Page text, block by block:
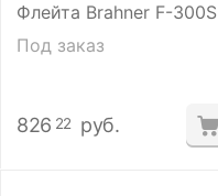
Флейта Brahner F-300S
Под заказ
826 22 руб.